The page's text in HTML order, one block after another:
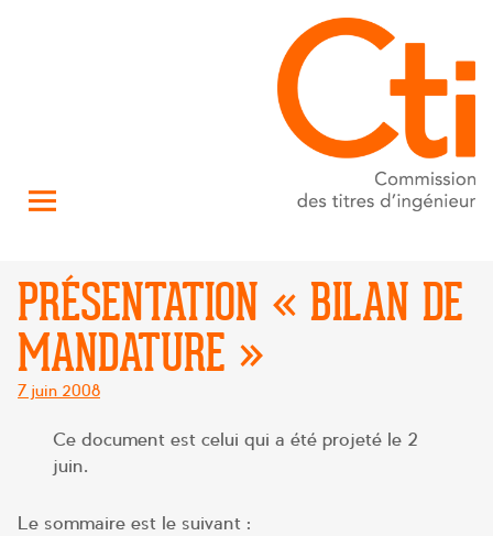
PRÉSENTATION « BILAN DE
MANDATURE »
Posté
7 juin 2008
Ce document est celui qui a été projeté le 2
juin.
Le sommaire est le suivant :